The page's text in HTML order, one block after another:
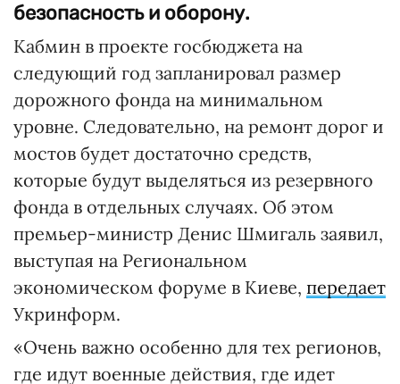
безопасность и оборону.
Кабмин в проекте госбюджета на
следующий год запланировал размер
дорожного фонда на минимальном
уровне. Следовательно, на ремонт дорог и
мостов будет достаточно средств,
которые будут выделяться из резервного
фонда в отдельных случаях. Об этом
премьер-министр Денис Шмигаль заявил,
выступая на Региональном
экономическом форуме в Киеве, передает
Укринформ.
«Очень важно особенно для тех регионов,
где идут военные действия, где идет